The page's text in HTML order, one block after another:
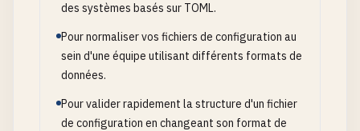
des systèmes basés sur TOML.
Pour normaliser vos fichiers de configuration au
sein d'une équipe utilisant différents formats de
données.
Pour valider rapidement la structure d'un fichier
de configuration en changeant son format de